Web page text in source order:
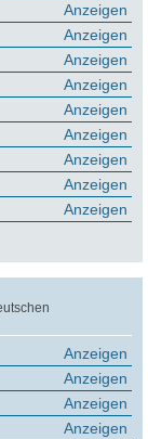
Anzeigen
Anzeigen
Anzeigen
Anzeigen
Anzeigen
Anzeigen
Anzeigen
Anzeigen
Anzeigen
Anzeigen
Anzeigen
Anzeigen
Anzeigen